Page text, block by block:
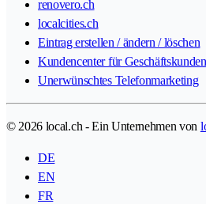
renovero.ch
localcities.ch
Eintrag erstellen / ändern / löschen
Kundencenter für Geschäftskunden
Unerwünschtes Telefonmarketing
© 2026 local.ch - Ein Unternehmen von
DE
EN
FR